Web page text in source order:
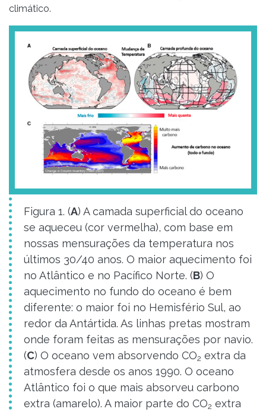
climático.
Figura 1. (A) A camada superficial do oceano
se aqueceu (cor vermelha), com base em
nossas mensurações da temperatura nos
últimos 30/40 anos. O maior aquecimento foi
no Atlântico e no Pacífico Norte. (B) O
aquecimento no fundo do oceano é bem
diferente: o maior foi no Hemisfério Sul, ao
redor da Antártida. As linhas pretas mostram
onde foram feitas as mensurações por navio.
(C) O oceano vem absorvendo CO2 extra da
atmosfera desde os anos 1990. O oceano
Atlântico foi o que mais absorveu carbono
extra (amarelo). A maior parte do CO2 extra